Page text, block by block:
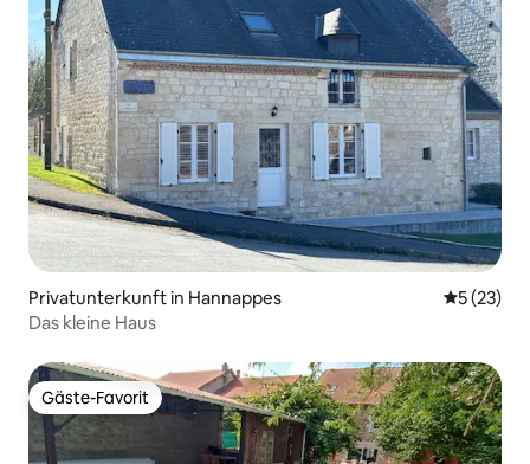
Privatunterkunft in Hannappes
5 (23)
Das kleine Haus
Gäste-Favorit
Gäste-Favorit